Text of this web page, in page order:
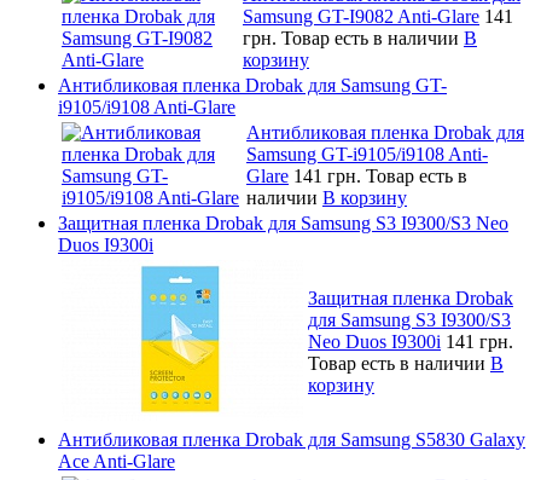
Samsung GT-I9082 Anti-Glare 141
грн. Товар есть в наличии В
корзину
Антибликовая пленка Drobak для Samsung GT-
i9105/i9108 Anti-Glare
Антибликовая пленка Drobak для
Samsung GT-i9105/i9108 Anti-
Glare 141 грн. Товар есть в
наличии В корзину
Защитная пленка Drobak для Samsung S3 I9300/S3 Neo
Duos I9300i
Защитная пленка Drobak
для Samsung S3 I9300/S3
Neo Duos I9300i 141 грн.
Товар есть в наличии В
корзину
Антибликовая пленка Drobak для Samsung S5830 Galaxy
Ace Anti-Glare